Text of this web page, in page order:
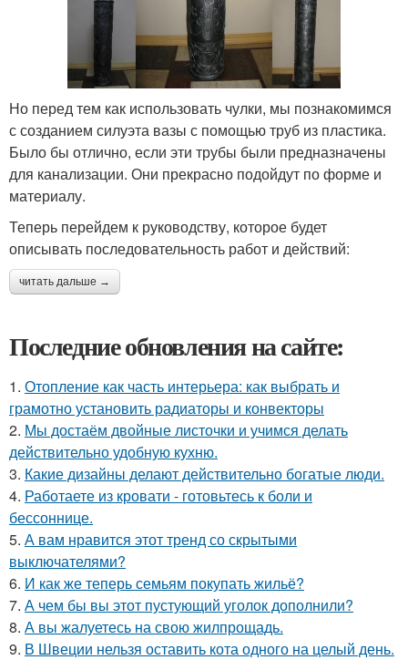
Но перед тем как использовать чулки, мы познакомимся
с созданием силуэта вазы с помощью труб из пластика.
Было бы отлично, если эти трубы были предназначены
для канализации. Они прекрасно подойдут по форме и
материалу.
Теперь перейдем к руководству, которое будет
описывать последовательность работ и действий:
читать дальше →
Последние обновления на сайте:
1. Отопление как часть интерьера: как выбрать и
грамотно установить радиаторы и конвекторы
2. Мы достаём двойные листочки и учимся делать
действительно удобную кухню.
3. Какие дизайны делают действительно богатые люди.
4. Работаете из кровати - готовьтесь к боли и
бессоннице.
5. А вам нравится этот тренд со скрытыми
выключателями?
6. И как же теперь семьям покупать жильё?
7. А чем бы вы этот пустующий уголок дополнили?
8. А вы жалуетесь на свою жилпрощадь.
9. В Швеции нельзя оставить кота одного на целый день.